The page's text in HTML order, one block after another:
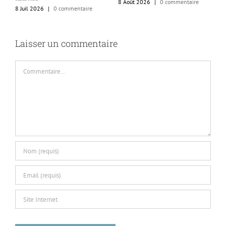
8 Juil 2026
| 0 commentaire
8 Août 2026
| 0 commentaire
Laisser un commentaire